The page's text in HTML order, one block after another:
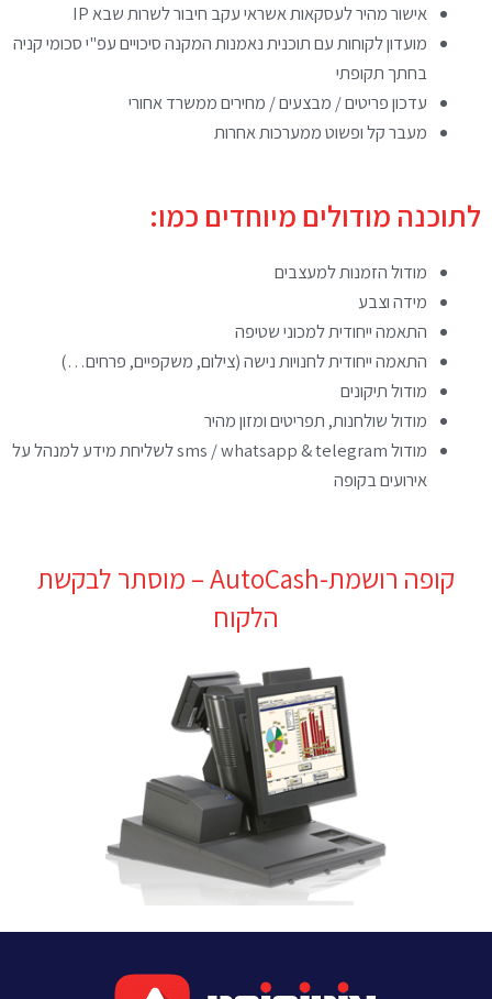
אישור מהיר לעסקאות אשראי עקב חיבור לשרות שבא IP
מועדון לקוחות עם תוכנית נאמנות המקנה סיכויים עפ"י סכומי קניה
בחתך תקופתי
עדכון פריטים / מבצעים / מחירים ממשרד אחורי
מעבר קל ופשוט ממערכות אחרות
לתוכנה מודולים מיוחדים כמו:
מודול הזמנות למעצבים
מידה וצבע
התאמה ייחודית למכוני שטיפה
התאמה ייחודית לחנויות נישה (צילום, משקפיים, פרחים…)
מודול תיקונים
מודול שולחנות, תפריטים ומזון מהיר
מודול sms / whatsapp & telegram לשליחת מידע למנהל על
אירועים בקופה
קופה רושמת-AutoCash – מוסתר לבקשת
הלקוח